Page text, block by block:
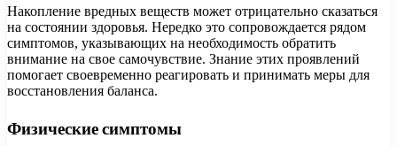
Накопление вредных веществ может отрицательно сказаться
на состоянии здоровья. Нередко это сопровождается рядом
симптомов, указывающих на необходимость обратить
внимание на свое самочувствие. Знание этих проявлений
помогает своевременно реагировать и принимать меры для
восстановления баланса.
Физические симптомы